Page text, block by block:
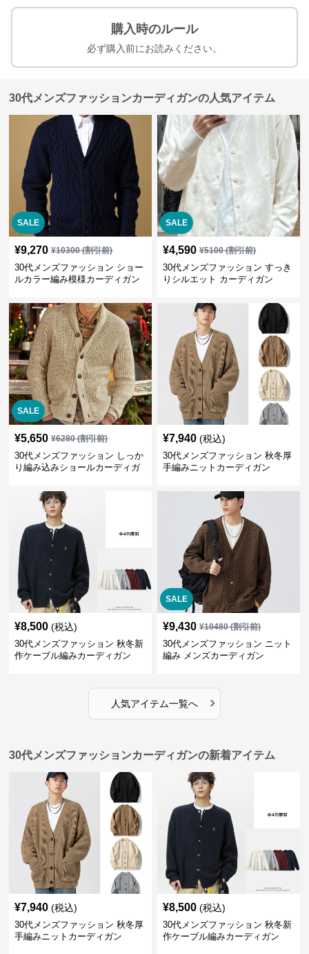
購入時のルール
必ず購入前にお読みください。
30代メンズファッションカーディガンの人気アイテム
SALE
¥9,270 ¥10300(割引前)
30代メンズファッション ショー
ルカラー編み模様カーディガン
SALE
¥4,590 ¥5100(割引前)
30代メンズファッション すっき
りシルエット カーディガン
SALE
¥5,650 ¥6280(割引前)
30代メンズファッション しっか
り編み込みショールカーディガ
¥7,940 (税込)
30代メンズファッション 秋冬厚
手編みニットカーディガン
¥8,500 (税込)
30代メンズファッション 秋冬新
作ケーブル編みカーディガン
SALE
¥9,430 ¥10480(割引前)
30代メンズファッション ニット
編み メンズカーディガン
人気アイテム一覧へ ›
30代メンズファッションカーディガンの新着アイテム
¥7,940 (税込)
30代メンズファッション 秋冬厚
手編みニットカーディガン
¥8,500 (税込)
30代メンズファッション 秋冬新
作ケーブル編みカーディガン